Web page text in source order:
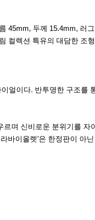
45mm, 두께 15.4mm, 러
컬렉션 특유의 대담한 조
얼이다. 반투명한 구조를
며 신비로운 분위기를 자
바이올렛’은 한정판이 아